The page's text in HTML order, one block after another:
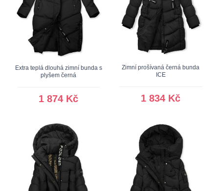
Extra teplá dlouhá zimní bunda s
plyšem černá
1 874 Kč
Zimní prošívaná černá bunda
ICE
1 834 Kč